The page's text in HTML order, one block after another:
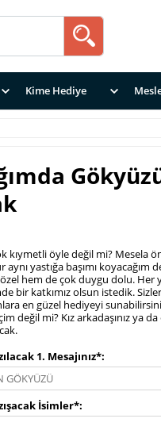
Kime Hediye
kıymetli öyle değil mi?
yastığa başımı koyacağım
hem de çok duygu dolu. Her
bir katkımız olsun istedik.
en güzel hediyeyi
değil mi? Kız arkadaşınız ya
1. Mesajınız*
İsimler*